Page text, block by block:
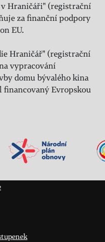
Hraničáři" (registrační
za finanční podpory
EU.
Hraničář" (registrační
vypracování
domu bývalého kina
financovaný Evropskou